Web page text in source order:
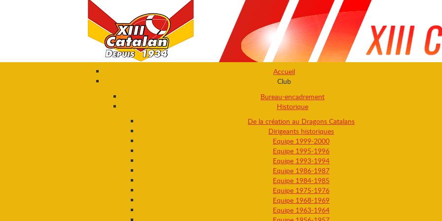
Accueil
Club
Bureau-encadrement
Historique
De la création au Dragons Catalans
Dirigeants historiques
Equipe 1999-2000
Equipe 1995-1996
Equipe 1993-1994
Equipe 1986-1987
Equipe 1984-1985
Equipe 1975-1976
Equipe 1968-1969
Equipe 1963-1964